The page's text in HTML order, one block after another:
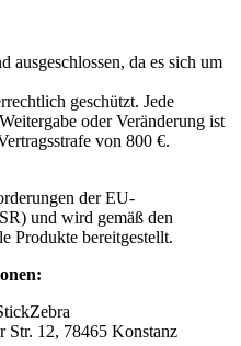
ausgeschlossen, da es sich um
geschützt. Jede
oder Veränderung ist
von 800 €.
der EU-
und wird gemäß den
Produkte bereitgestellt.
Str. 12, 78465 Konstanz